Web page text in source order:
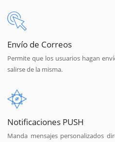
Envío de Correos
Permite que los usuarios hagan
salirse de la misma.
Notificaciones PUSH
Manda mensajes personalizados